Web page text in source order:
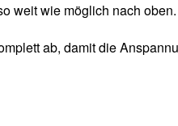
weit wie möglich nach
ab, damit die